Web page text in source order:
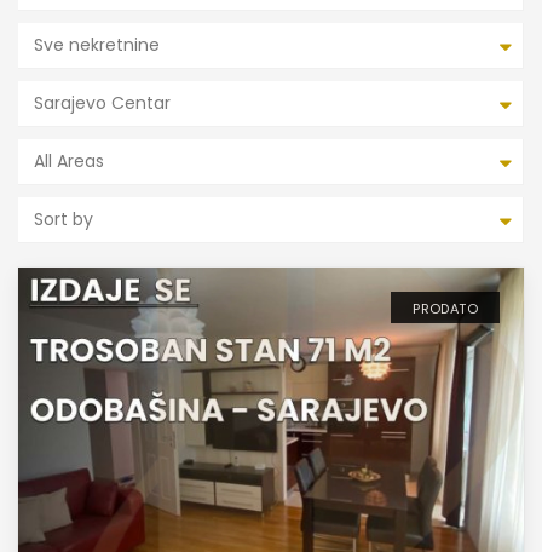
Sve nekretnine
Sarajevo Centar
All Areas
Sort by
PRODATO